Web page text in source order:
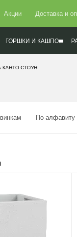
Акции Доставка и
ГОРШКИ И КАШПО
КАНТО СТОУН
По алфавиту